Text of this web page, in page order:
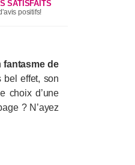
SATISFAITS
positifs!
fantasme de
effet, son
choix d’une
? N’ayez